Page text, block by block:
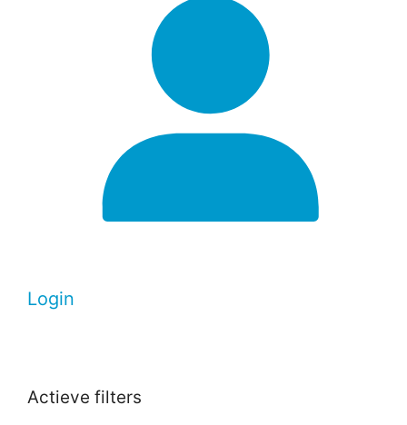
Login
Actieve filters